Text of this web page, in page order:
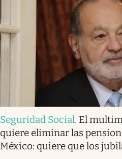
Seguridad Social. El
quiere eliminar las
México: quiere que los